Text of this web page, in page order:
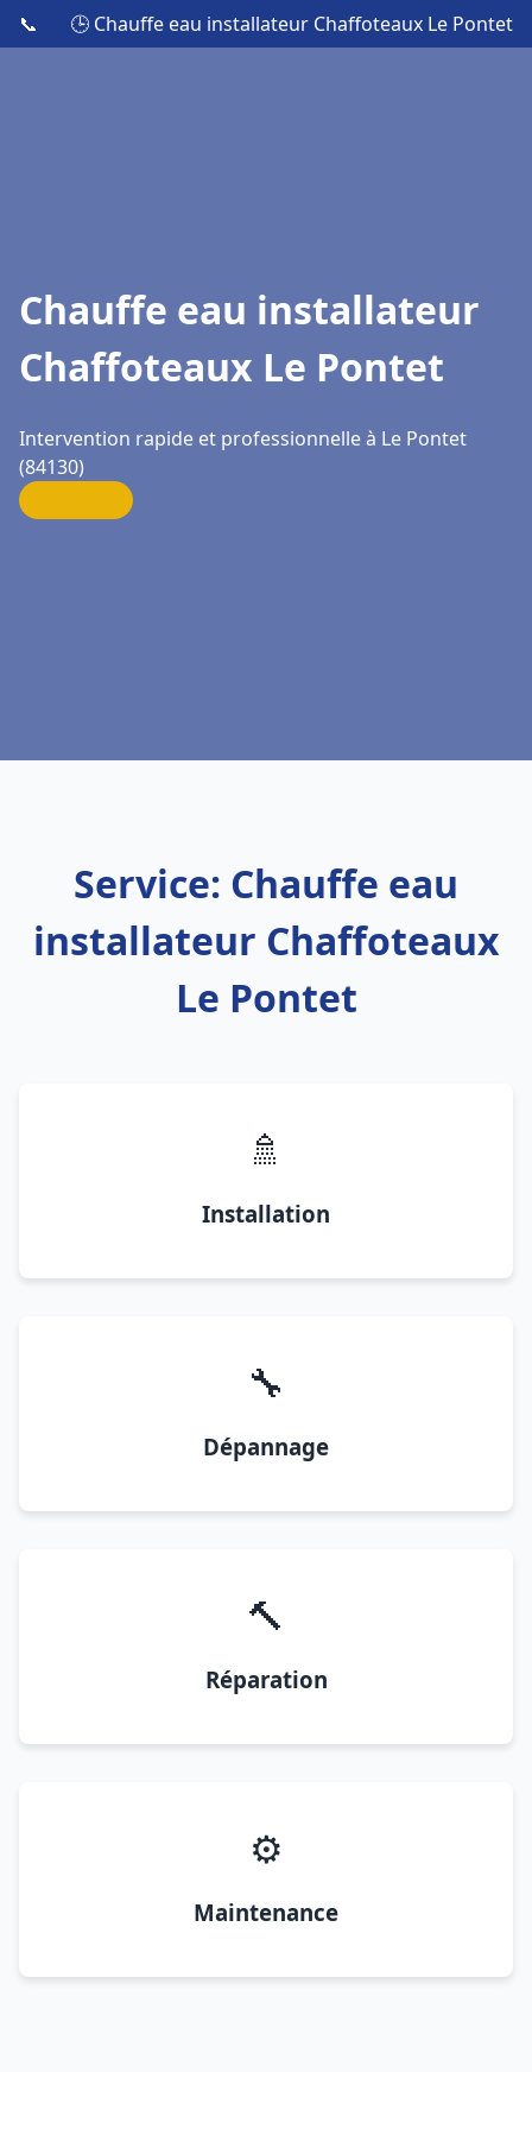
📞 🕒 Chauffe eau installateur Chaffoteaux Le Pontet
Chauffe eau installateur
Chaffoteaux Le Pontet
Intervention rapide et professionnelle à Le Pontet
(84130)
Service: Chauffe eau
installateur Chaffoteaux
Le Pontet
🚿
Installation
🔧
Dépannage
🔨
Réparation
⚙️
Maintenance